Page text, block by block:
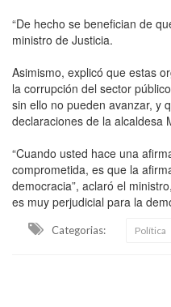
“De hecho se benefician de
ministro de Justicia.
Asimismo, explicó que estas
la corrupción del sector
sin ello no pueden avanzar, y
declaraciones de la alcaldesa
“Cuando usted hace una
comprometida, es que la
democracia”, aclaró el
es muy perjudicial para la
Categorias: Política